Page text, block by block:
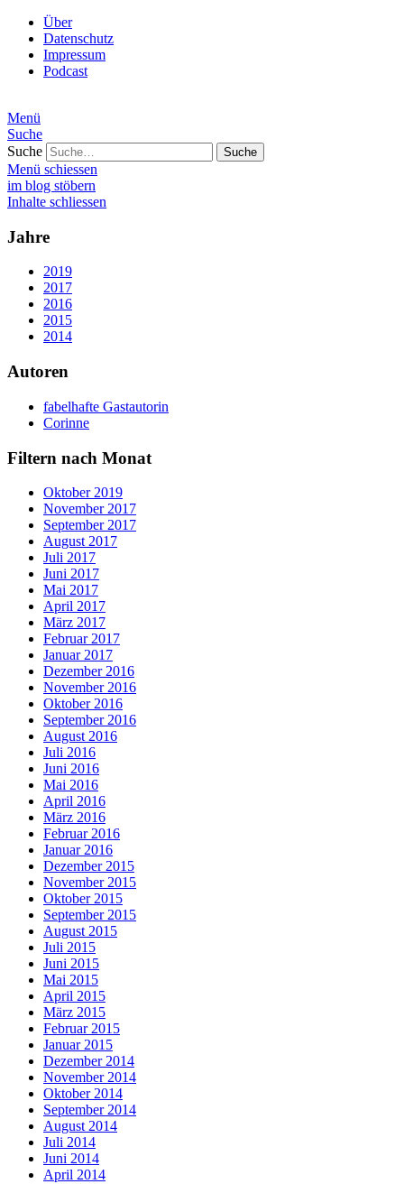
Über
Datenschutz
Impressum
Podcast
Menü
Suche
Suche
Menü schiessen
im blog stöbern
Inhalte schliessen
Jahre
2019
2017
2016
2015
2014
Autoren
fabelhafte Gastautorin
Corinne
Filtern nach Monat
Oktober 2019
November 2017
September 2017
August 2017
Juli 2017
Juni 2017
Mai 2017
April 2017
März 2017
Februar 2017
Januar 2017
Dezember 2016
November 2016
Oktober 2016
September 2016
August 2016
Juli 2016
Juni 2016
Mai 2016
April 2016
März 2016
Februar 2016
Januar 2016
Dezember 2015
November 2015
Oktober 2015
September 2015
August 2015
Juli 2015
Juni 2015
Mai 2015
April 2015
März 2015
Februar 2015
Januar 2015
Dezember 2014
November 2014
Oktober 2014
September 2014
August 2014
Juli 2014
Juni 2014
April 2014